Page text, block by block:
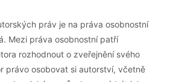
práv je na práva osobnostní
Mezi práva osobnostní patří
rozhodnout o zveřejnění svého
právo osobovat si autorství, včetně